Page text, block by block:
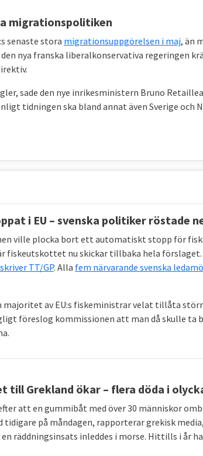
migrationspolitiken
senaste stora migrationsuppgörelsen i maj, än
nya franska liberalkonservativa regeringen
sade den nye inrikesministern Bruno
tidningen ska bland annat även Sverige och
i EU – svenska politiker röstade
ville plocka bort ett automatiskt stopp för
fiskeutskottet nu skickar tillbaka hela förslaget.
skriver TT/GP. Alla fem närvarande svenska
majoritet av EU:s fiskeministrar velat tillåta
föreslog kommissionen att man då skulle ta
till Grekland ökar – flera döda i
att en gummibåt med över 30 människor
tidigare på måndagen, rapporterar grekisk media,
räddningsinsats inleddes i morse. Hittills i år